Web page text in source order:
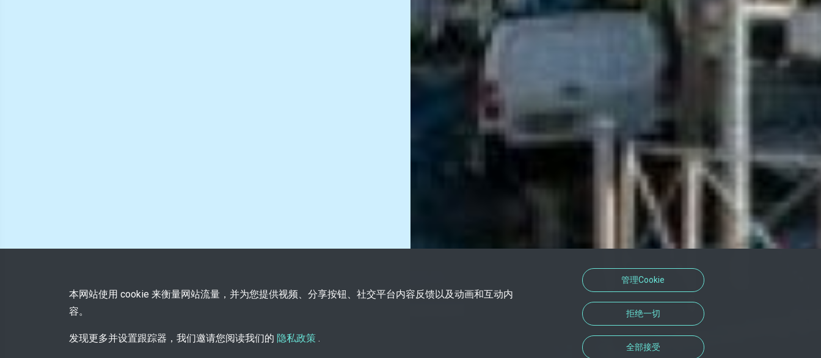
本网站使用 cookie 来衡量网站流量，并为您提供视频、分享按钮、社交平台内容反馈以及动画和互动内
容。
发现更多并设置跟踪器，我们邀请您阅读我们的 隐私政策 .
管理Cookie
拒绝一切
全部接受